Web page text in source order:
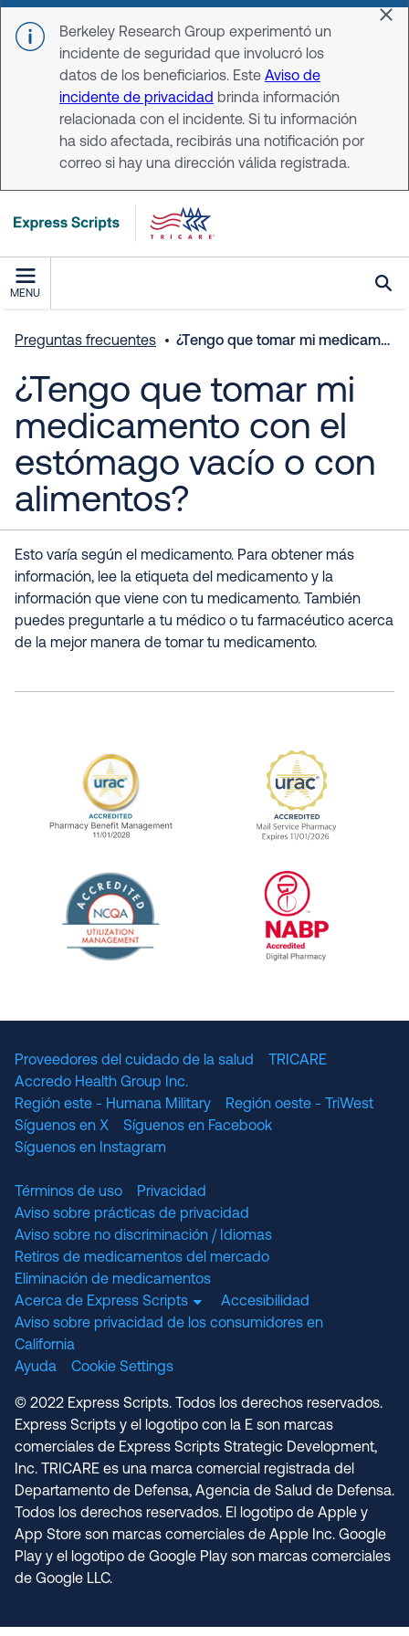
Skip to main content
Berkeley Research Group experimentó un
incidente de seguridad que involucró los
datos de los beneficiarios. Este Aviso de
incidente de privacidad brinda información
relacionada con el incidente. Si tu información
ha sido afectada, recibirás una notificación por
correo si hay una dirección válida registrada.
MENU
Preguntas frecuentes ¿Tengo que tomar mi medicamento con el estómago vacío o con alimentos?
¿Tengo que tomar mi
medicamento con el
estómago vacío o con
alimentos?
Esto varía según el medicamento. Para obtener más
información, lee la etiqueta del medicamento y la
información que viene con tu medicamento. También
puedes preguntarle a tu médico o tu farmacéutico acerca
de la mejor manera de tomar tu medicamento.
URAC Accredited Pharmacy Benefit
URAC
Proveedores del cuidado de la salud
TRICARE
Accredo Health Group Inc.
Región este - Humana Military
Región oeste - TriWest
Síguenos en X
Síguenos en Facebook
Síguenos en Instagram
Términos de uso
Privacidad
Aviso sobre prácticas de privacidad
Aviso sobre no discriminación / Idiomas
Retiros de medicamentos del mercado
Eliminación de medicamentos
Acerca de Express Scripts
Accesibilidad
Aviso sobre privacidad de los consumidores en
California
Ayuda
Cookie Settings
© 2022 Express Scripts. Todos los derechos reservados.
Express Scripts y el logotipo con la E son marcas
comerciales de Express Scripts Strategic Development,
Inc. TRICARE es una marca comercial registrada del
Departamento de Defensa, Agencia de Salud de Defensa.
Todos los derechos reservados. El logotipo de Apple y
App Store son marcas comerciales de Apple Inc. Google
Play y el logotipo de Google Play son marcas comerciales
de Google LLC.